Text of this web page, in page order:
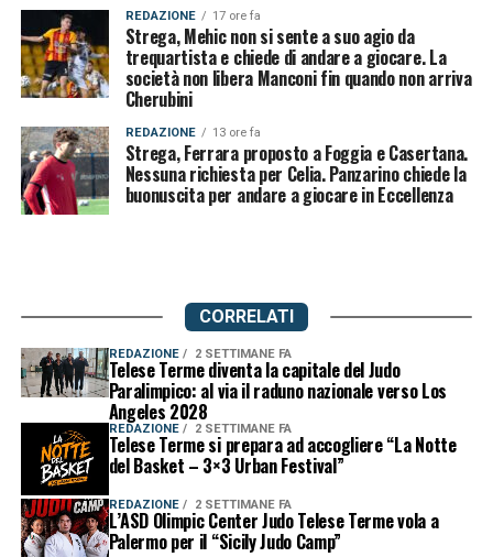
REDAZIONE 17 ore fa
Strega, Mehic non si sente a suo agio da
trequartista e chiede di andare a giocare. La
società non libera Manconi fin quando non arriva
Cherubini
REDAZIONE 13 ore fa
Strega, Ferrara proposto a Foggia e Casertana.
Nessuna richiesta per Celia. Panzarino chiede la
buonuscita per andare a giocare in Eccellenza
CORRELATI
REDAZIONE 2 SETTIMANE FA
Telese Terme diventa la capitale del Judo
Paralimpico: al via il raduno nazionale verso Los
Angeles 2028
REDAZIONE 2 SETTIMANE FA
Telese Terme si prepara ad accogliere “La Notte
del Basket – 3×3 Urban Festival”
REDAZIONE 2 SETTIMANE FA
L’ASD Olimpic Center Judo Telese Terme vola a
Palermo per il “Sicily Judo Camp”